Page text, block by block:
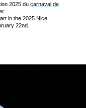
2025 ducarnaval de
in the 2025Nice
22nd.